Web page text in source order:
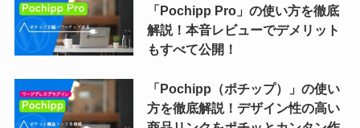
「Pochipp Pro」の使い方を徹底
解説！本音レビューでデメリット
もすべて公開！
「Pochipp（ポチップ）」の使い
方を徹底解説！デザイン性の高い